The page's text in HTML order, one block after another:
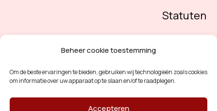
Beheer cookie toestemming
Om de beste ervaringen te bieden, gebruiken wij technologieën zoals cookies
om informatie over uw apparaat op te slaan en/of te raadplegen.
Accepteren
Statuten